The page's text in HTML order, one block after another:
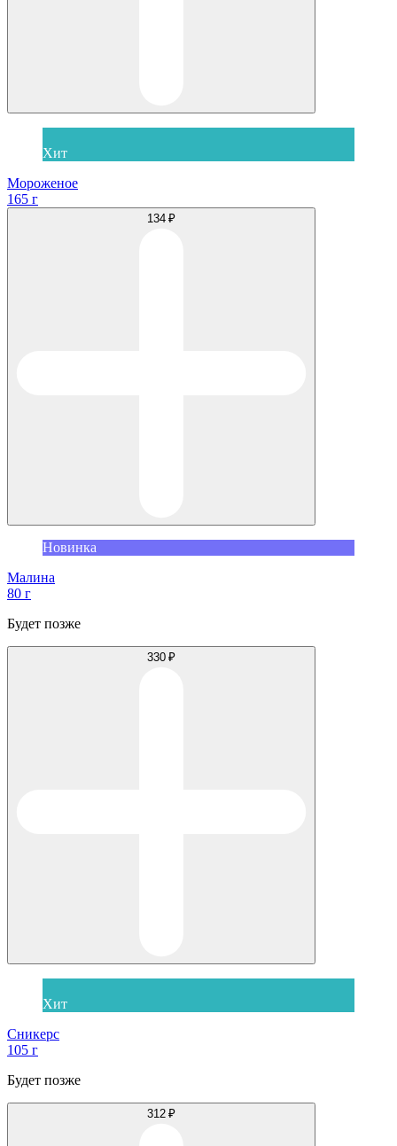
Хит
Мороженое
165 г
134 ₽
Новинка
Малина
80 г
Будет позже
330 ₽
Хит
Сникерс
105 г
Будет позже
312 ₽